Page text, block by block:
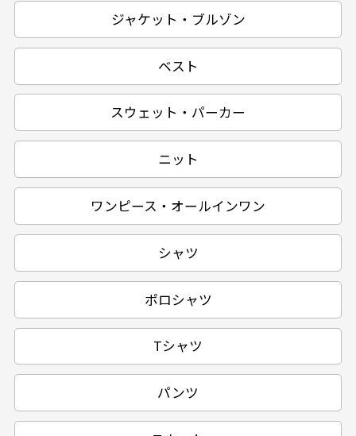
ジャケット・ブルゾン
ベスト
スウェット・パーカー
ニット
ワンピース・オールインワン
シャツ
ポロシャツ
Tシャツ
パンツ